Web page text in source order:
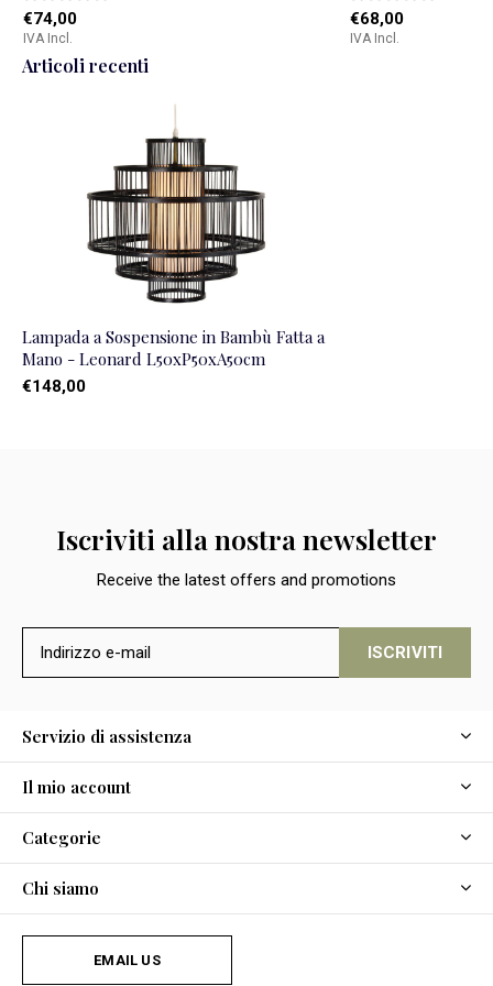
€74,00
IVA Incl.
€68,00
IVA Incl.
Articoli recenti
Lampada a Sospensione in Bambù Fatta a
Mano - Leonard L50xP50xA50cm
€148,00
Iscriviti alla nostra newsletter
Receive the latest offers and promotions
ISCRIVITI
Servizio di assistenza
Il mio account
Categorie
Chi siamo
EMAIL US